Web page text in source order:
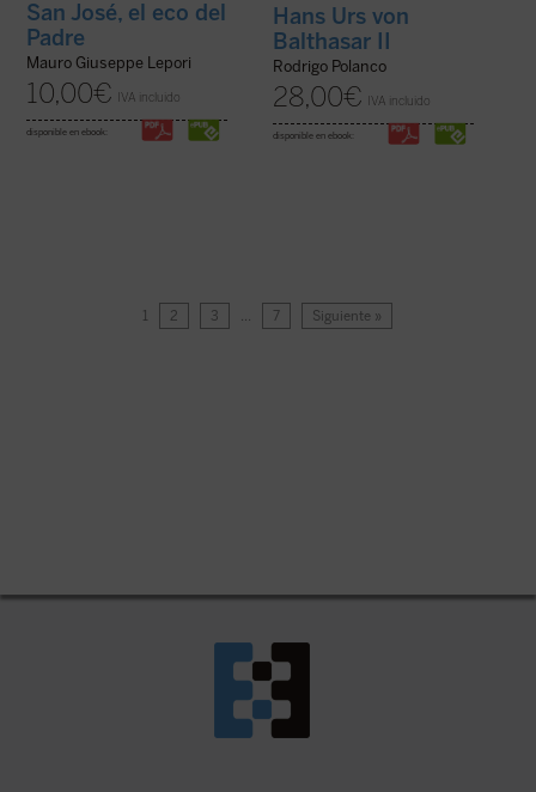
San José, el eco del
Padre
Mauro Giuseppe Lepori
10,00€ IVA incluido
disponible en ebook:
Hans Urs von
Balthasar II
Rodrigo Polanco
28,00€ IVA incluido
disponible en ebook:
1 2 3 … 7 Siguiente »